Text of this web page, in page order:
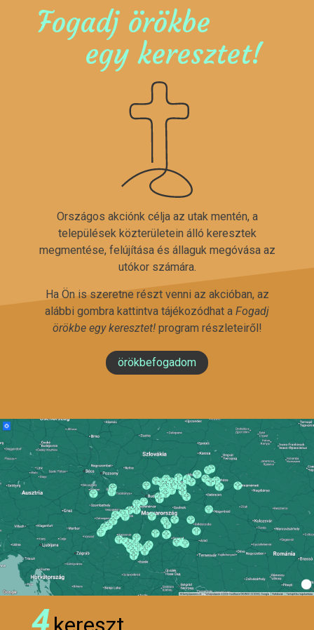
Fogadj örökbe
egy keresztet!
Országos akciónk célja az utak mentén, a
települések közterületein álló keresztek
megmentése, felújítása és állaguk megóvása az
utókor számára.
Ha Ön is szeretne részt venni az akcióban, az
alábbi gombra kattintva tájékozódhat a Fogadj
örökbe egy keresztet!program részleteiről!
örökbefogadom
4